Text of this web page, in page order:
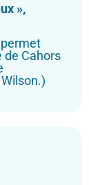
»,
de Cahors